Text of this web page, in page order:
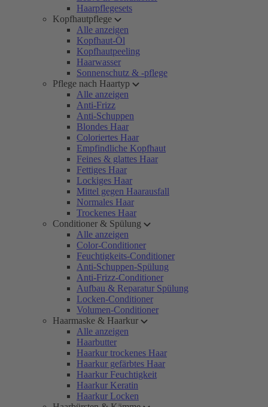
Haarpflegesets
Kopfhautpflege
Alle anzeigen
Kopfhaut-Öl
Kopfhautpeeling
Haarwasser
Sonnenschutz & -pflege
Pflege nach Haartyp
Alle anzeigen
Anti-Frizz
Anti-Schuppen
Blondes Haar
Coloriertes Haar
Empfindliche Kopfhaut
Feines & glattes Haar
Fettiges Haar
Lockiges Haar
Mittel gegen Haarausfall
Normales Haar
Trockenes Haar
Conditioner & Spülung
Alle anzeigen
Color-Conditioner
Feuchtigkeits-Conditioner
Anti-Schuppen-Spülung
Anti-Frizz-Conditioner
Aufbau & Reparatur Spülung
Locken-Conditioner
Volumen-Conditioner
Haarmaske & Haarkur
Alle anzeigen
Haarbutter
Haarkur trockenes Haar
Haarkur gefärbtes Haar
Haarkur Feuchtigkeit
Haarkur Keratin
Haarkur Locken